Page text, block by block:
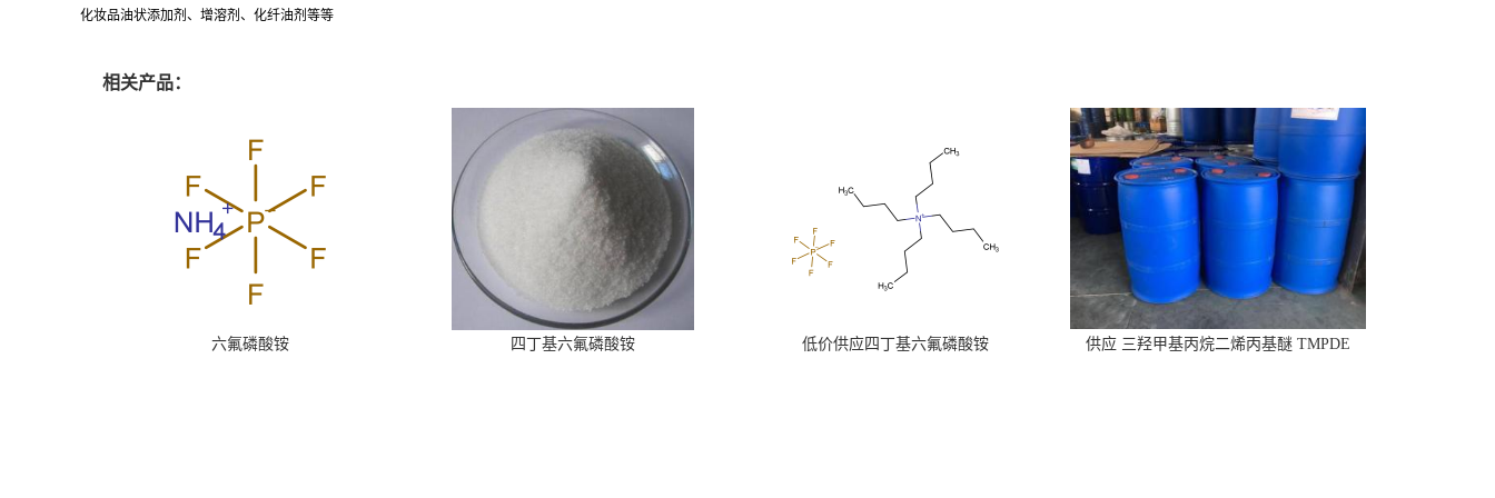
化妆品油状添加剂、增溶剂、化纤油剂等等
相关产品：
六氟磷酸铵 四丁基六氟磷酸铵 低价供应四丁基六氟磷酸铵
供应 三羟甲基丙烷二烯丙基醚 TMPDE